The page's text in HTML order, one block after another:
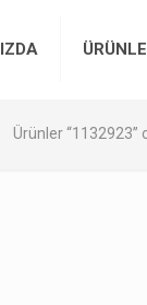
Ürünler “1132923”